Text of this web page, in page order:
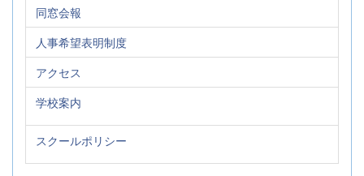
同窓会報
人事希望表明制度
アクセス
学校案内
スクールポリシー